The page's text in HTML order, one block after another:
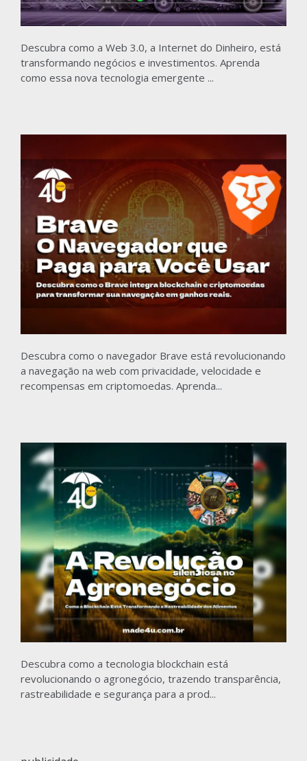
Descubra como a Web 3.0, a Internet do Dinheiro, está
transformando negócios e investimentos. Aprenda
como essa nova tecnologia emergente ...
Descubra como o navegador Brave está revolucionando
a navegação na web com privacidade, velocidade e
recompensas em criptomoedas. Aprenda...
Descubra como a tecnologia blockchain está
revolucionando o agronegócio, trazendo transparência,
rastreabilidade e segurança para a prod...